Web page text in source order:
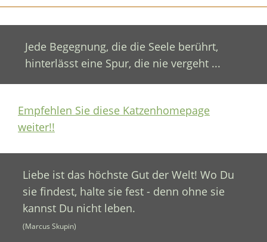
Jede Begegnung, die die Seele berührt,
hinterlässt eine Spur, die nie vergeht ...
Empfehlen Sie diese Katzenhomepage
weiter!!
Liebe ist das höchste Gut der Welt! Wo Du
sie findest, halte sie fest - denn ohne sie
kannst Du nicht leben.
(Marcus Skupin)